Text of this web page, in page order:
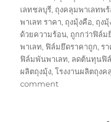
เลทชลบุรี, ถุงคลุมพาเลทพ
พาเลท ราคา, ถุงมุ้งคือ, ถุง
ด้วยความร้อน, ถูกกว่าฟิล์ม
พาเลท, ฟิล์มยึดราคาถูก,ร
ฟิล์มพันพาเลท, ลดต้นทุนฟิ
ผลิตถุงมุ้ง,โรงงานผลิตถุงค
commenton